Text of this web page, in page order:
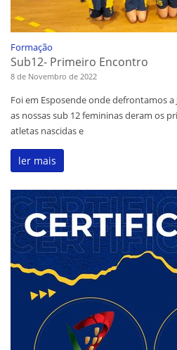
Formação
Sub12- Primeiro Encontro
8 de Novembro de 2022
Foi em Esposende onde defrontamos
as nossas sub 12 femininas deram os
atletas nascidas e
ler mais